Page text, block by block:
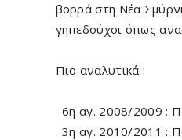
βορρά στη Νέα
γηπεδούχοι όπως
Πιο αναλυτικά :
6η αγ. 2008/2009 :
3η αγ. 2010/2011 :